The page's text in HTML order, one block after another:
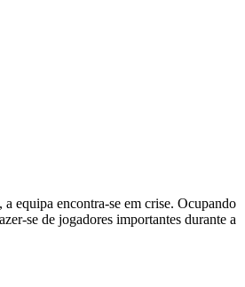
equipa encontra-se em crise. Ocupando
se de jogadores importantes durante a